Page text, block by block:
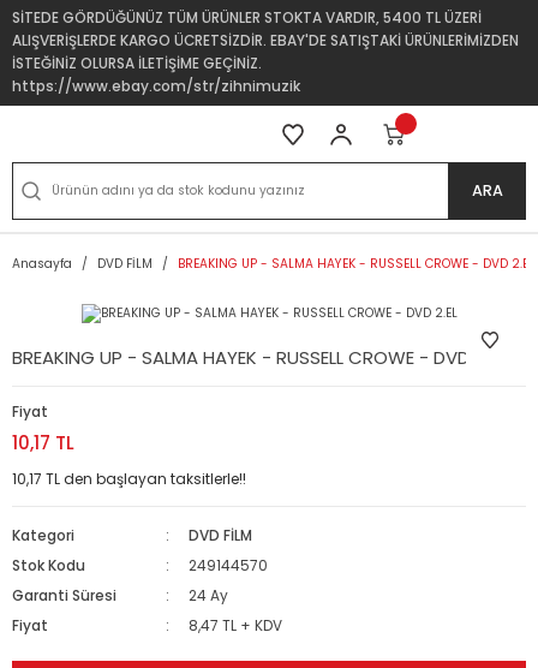
SİTEDE GÖRDÜĞÜNÜZ TÜM ÜRÜNLER STOKTA VARDIR, 5400 TL ÜZERİ
ALIŞVERİŞLERDE KARGO ÜCRETSİZDİR. EBAY'DE SATIŞTAKİ ÜRÜNLERİMİZDEN
İSTEĞİNİZ OLURSA İLETİŞİME GEÇİNİZ.
https://www.ebay.com/str/zihnimuzik
ARA
Anasayfa DVD FİLM BREAKING UP - SALMA HAYEK - RUSSELL CROWE - DVD 2.EL
BREAKING UP - SALMA HAYEK - RUSSELL CROWE - DVD 2.EL
Fiyat
10,17 TL
10,17 TL den başlayan taksitlerle!!
Kategori
DVD FİLM
Stok Kodu
249144570
Garanti Süresi
24 Ay
Fiyat
8,47 TL + KDV